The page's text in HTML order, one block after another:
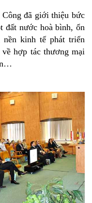
đã giới thiệu bức
đất nước hoà bình, ổn
kinh tế phát triển
hợp tác thương mại